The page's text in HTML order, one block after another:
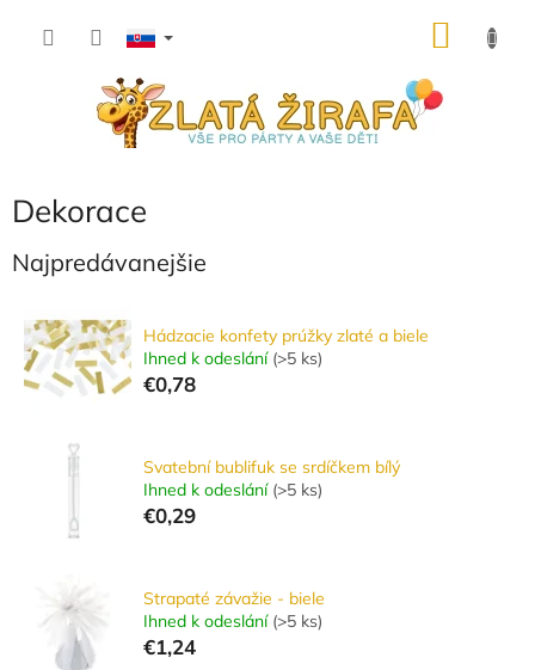
Dekorace
Najpredávanejšie
Hádzacie konfety prúžky zlaté a biele
Ihned k odeslání (>5 ks)
€0,78
Svatební bublifuk se srdíčkem bílý
Ihned k odeslání (>5 ks)
€0,29
Strapaté závažie - biele
Ihned k odeslání (>5 ks)
€1,24